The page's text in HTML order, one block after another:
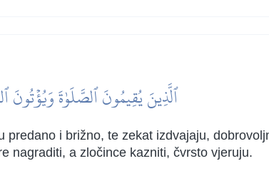
ٱلَّذِينَ يُقِيمُونَ ٱلصَّلَوٰةَ وَيُؤۡتُونَ
i brižno, te zekat izdvajaju,
nagraditi, a zločince kazniti, čvrsto vjeruju.